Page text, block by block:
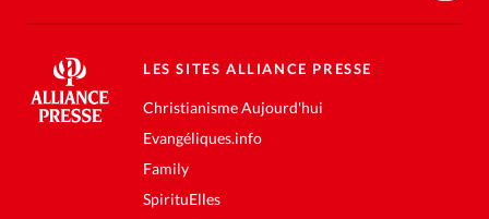
LES SITES ALLIANCE PRESSE
Christianisme Aujourd'hui
Evangéliques.info
Family
SpirituElles